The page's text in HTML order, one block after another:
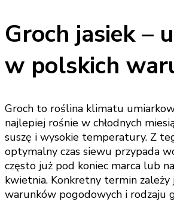
Groch jasiek –
w polskich
Groch to roślina klimatu
najlepiej rośnie w chłodnych
suszę i wysokie temperatury. Z
optymalny czas siewu przypada
często już pod koniec marca lub
kwietnia. Konkretny termin zależy
warunków pogodowych i rodzaju